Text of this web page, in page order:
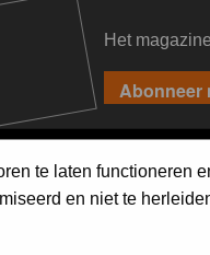
Het
te laten functioneren
en niet te